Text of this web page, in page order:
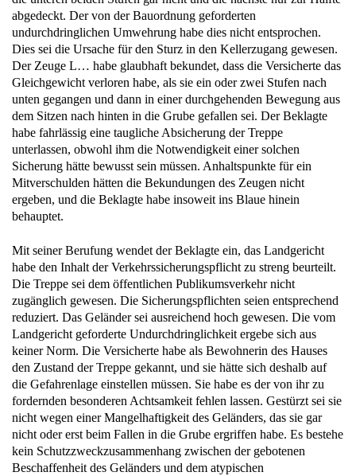
abgedeckt. Der von der Bauordnung geforderten
undurchdringlichen Umwehrung habe dies nicht entsprochen.
Dies sei die Ursache für den Sturz in den Kellerzugang gewesen.
Der Zeuge L… habe glaubhaft bekundet, dass die Versicherte das
Gleichgewicht verloren habe, als sie ein oder zwei Stufen nach
unten gegangen und dann in einer durchgehenden Bewegung aus
dem Sitzen nach hinten in die Grube gefallen sei. Der Beklagte
habe fahrlässig eine taugliche Absicherung der Treppe
unterlassen, obwohl ihm die Notwendigkeit einer solchen
Sicherung hätte bewusst sein müssen. Anhaltspunkte für ein
Mitverschulden hätten die Bekundungen des Zeugen nicht
ergeben, und die Beklagte habe insoweit ins Blaue hinein
behauptet.
Mit seiner Berufung wendet der Beklagte ein, das Landgericht
habe den Inhalt der Verkehrssicherungspflicht zu streng beurteilt.
Die Treppe sei dem öffentlichen Publikumsverkehr nicht
zugänglich gewesen. Die Sicherungspflichten seien entsprechend
reduziert. Das Geländer sei ausreichend hoch gewesen. Die vom
Landgericht geforderte Undurchdringlichkeit ergebe sich aus
keiner Norm. Die Versicherte habe als Bewohnerin des Hauses
den Zustand der Treppe gekannt, und sie hätte sich deshalb auf
die Gefahrenlage einstellen müssen. Sie habe es der von ihr zu
fordernden besonderen Achtsamkeit fehlen lassen. Gestürzt sei sie
nicht wegen einer Mangelhaftigkeit des Geländers, das sie gar
nicht oder erst beim Fallen in die Grube ergriffen habe. Es bestehe
kein Schutzzweckzusammenhang zwischen der gebotenen
Beschaffenheit des Geländers und dem atypischen